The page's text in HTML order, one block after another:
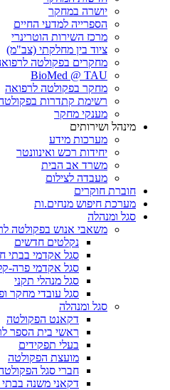
יושרה במחקר
הספרייה למדעי החיים
מרכז השירות הוטרינרי
ציוד בין מחלקתי (צב"מ)
מחקרים בפקולטה
BioMed @ TAU
מחקר בפקולטה לרפואה
רשימת קתדרות
מענקי מחקר
מינהל ושירותים
מערכות מידע
יחידות רכש ואינוונטר
משרד אב הבית
מעבדה לצילום
חוברת חוקרים
מערכת חיפוש מנחים.ות
סגל ומנהלה
משאבי אנוש בפקולטה
נקלטים חדשים
סגל אקדמי בבתי
סגל אקדמי פרה-
סגל מנהלי תקני
סגל עובדי מחקר
סגל ומנהלה
דקאנט הפקולטה
ראשי בית הספר
בעלי תפקידים
מועצת הפקולטה
חברי סגל
דקאני משנה בבתי